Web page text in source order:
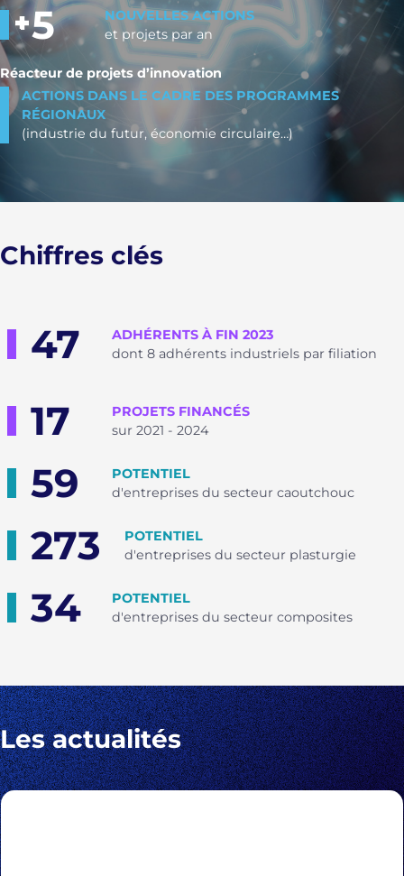
5
NOUVELLES ACTIONS
et projets par an
Réacteur de projets d’innovation
ACTIONS DANS LE CADRE DES PROGRAMMES
RÉGIONAUX
(industrie du futur, économie circulaire…)
Chiffres clés
47
ADHÉRENTS À FIN 2023
dont 8 adhérents industriels par filiation
17
PROJETS FINANCÉS
sur 2021 - 2024
59
POTENTIEL
d'entreprises du secteur caoutchouc
273
POTENTIEL
d'entreprises du secteur plasturgie
34
POTENTIEL
d'entreprises du secteur composites
Les actualités